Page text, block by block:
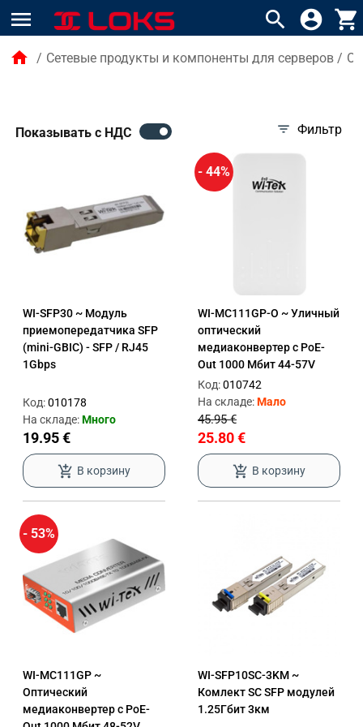
menu search account_circle shopping_cart
home / Сетевые продукты и компоненты для серверов /
filter_list Фильтр
Показывать с НДС
WI-SFP30 ~ Модуль
приемопередатчика SFP
(mini-GBIC) - SFP / RJ45
1Gbps
Код:010178
На складе:Много
19.95 €
add_shopping_cart В корзину
- 44%
WI-MC111GP-O ~ Уличный
оптический
медиаконвертер с PoE-
Out 1000 Мбит 44-57V
Код:010742
На складе:Мало
45.95 €
25.80 €
add_shopping_cart В корзину
- 53%
WI-MC111GP ~
Оптический
медиаконвертер с PoE-
WI-SFP10SC-3KM ~
Комлект SC SFP модулей
1.25Гбит 3км